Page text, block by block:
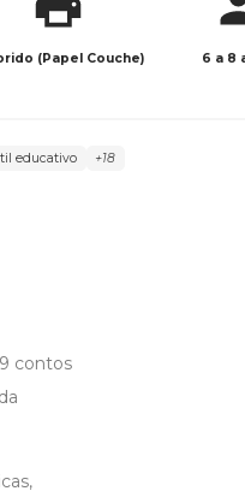
(Papel Couche) 6 a 8
educativo +18
contos